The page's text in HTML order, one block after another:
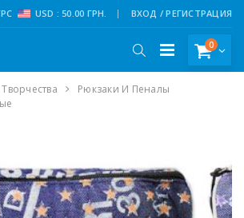
USD : 50.00 ГРН. ВХОД / РЕГИСТРАЦИЯ
0
Рюкзаки И Пеналы